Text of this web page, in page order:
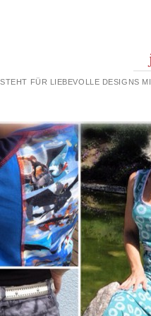
FÜR LIEBEVOLLE DESIGNS